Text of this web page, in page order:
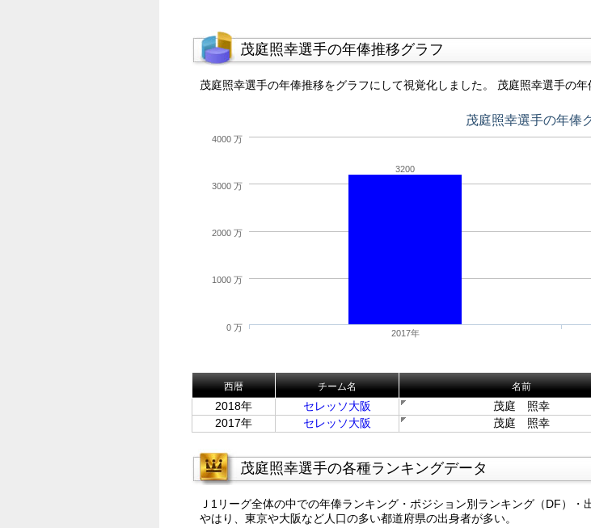
茂庭照幸選手の年俸推移グラフ
茂庭照幸選手の年俸推移をグラフにして視覚化しました。 茂庭照幸選手の年
茂庭照幸選手の年俸
3200
2017年
0 万
1000 万
2000 万
3000 万
4000 万
西暦 チーム名 名前
2018年 セレッソ大阪 茂庭 照幸
2017年
セレッソ大阪 茂庭 照幸
茂庭照幸選手の各種ランキングデータ
Ｊ1リーグ全体の中での年俸ランキング・ポジション別ランキング（DF）・
やはり、東京や大阪など人口の多い都道府県の出身者が多い。